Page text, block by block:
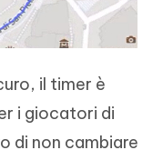
il timer è
i giocatori di
di non cambiare